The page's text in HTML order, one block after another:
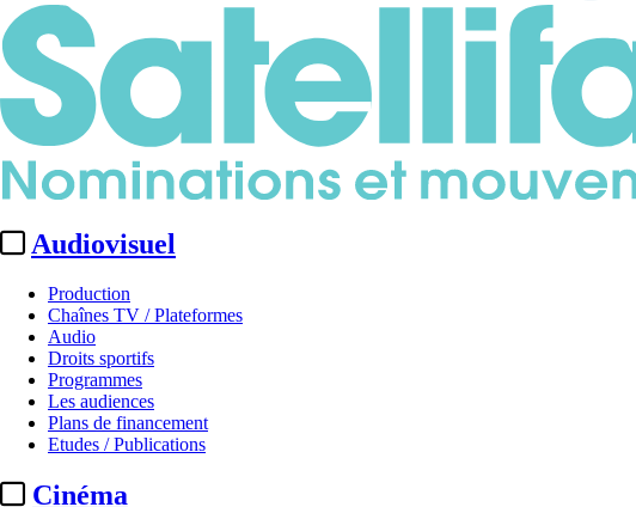
Audiovisuel
Production
Chaînes TV / Plateformes
Audio
Droits sportifs
Programmes
Les audiences
Plans de financement
Etudes / Publications
Cinéma